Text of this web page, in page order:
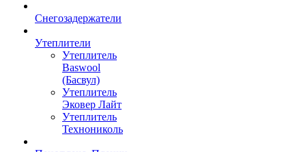
Снегозадержатели
Утеплители
Утеплитель
Baswool
(Басвул)
Утеплитель
Эковер Лайт
Утеплитель
Технониколь